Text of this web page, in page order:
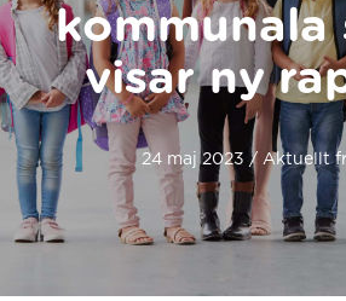
kommunala
visar ny
24 maj 2023 / Aktuellt